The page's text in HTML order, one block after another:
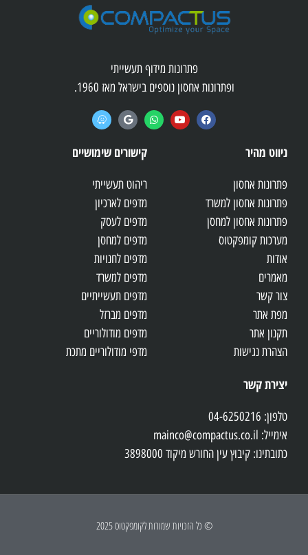
פתרונות מידוף תעשייתי
ופתרונות אחסון נוספים בישראל מאז 1960.
ניווט מהיר
פתרונות אחסון
פתרונות אחסון למשרד
פתרונות אחסון למחסן
מערכות קומפקטוס
אודות
מאמרים
צור קשר
מפת אתר
תקנון אתר
הצהרת נגישות
קישורים שימושיים
ריהוט תעשייתי
מדפים לארכיון
מדפים לעסק
מדפים למחסן
מדפים לחנויות
מדפים למשרד
מדפים תעשייתיים
מדפים מברזל
מדפים מודולוריים
מדפי מודולוריים מתכת
יצירת קשר
טלפון: 04-6250216
אימייל: mainco@compactus.co.il
כתובתינו: קיבוץ עין החורש מיקוד 3898000
© כל הזכויות שמורות לקומפקטוס 2025